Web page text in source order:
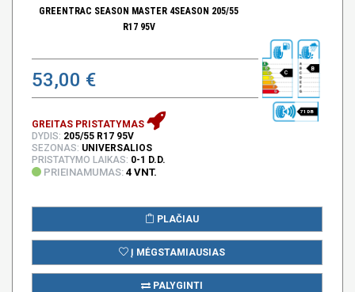
GREENTRAC SEASON MASTER 4SEASON 205/55
R17 95V
53,00 € C
B
71 DB
GREITAS PRISTATYMAS
DYDIS: 205/55 R17 95V
SEZONAS: UNIVERSALIOS
PRISTATYMO LAIKAS: 0-1 D.D.
PRIEINAMUMAS: 4 VNT.
PLAČIAU
Į MĖGSTAMIAUSIAS
PALYGINTI